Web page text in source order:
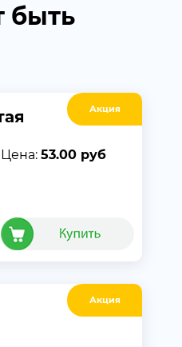
быть
Акция
Цена: 53.00 руб
Акция